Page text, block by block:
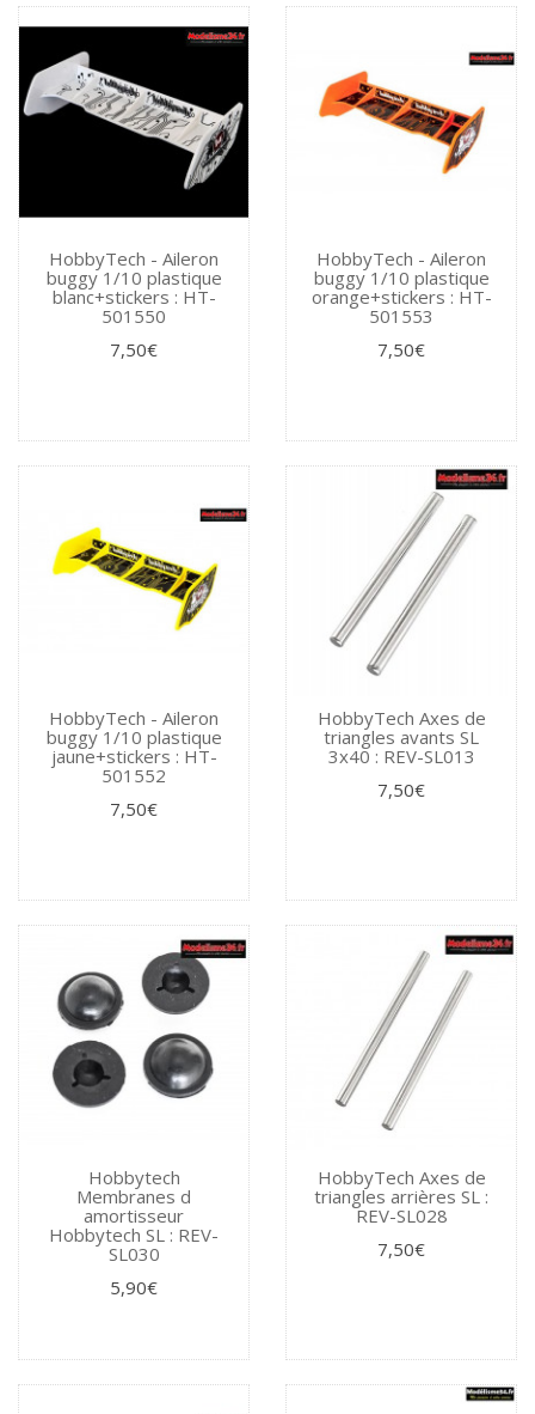
HobbyTech - Aileron
buggy 1/10 plastique
blanc+stickers : HT-
501550
7,50€
HobbyTech - Aileron
buggy 1/10 plastique
orange+stickers : HT-
501553
7,50€
HobbyTech - Aileron
buggy 1/10 plastique
jaune+stickers : HT-
501552
7,50€
HobbyTech Axes de
triangles avants SL
3x40 : REV-SL013
7,50€
Hobbytech
Membranes d
amortisseur
Hobbytech SL : REV-
SL030
5,90€
HobbyTech Axes de
triangles arrières SL :
REV-SL028
7,50€